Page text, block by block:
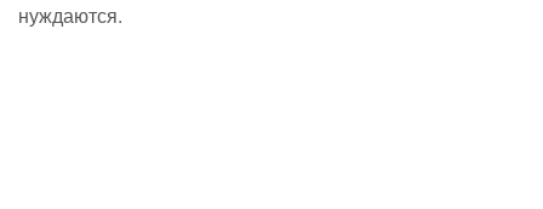
нуждаются.